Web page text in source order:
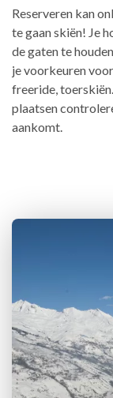
Reserveren kan
te gaan skiën! Je
de gaten te
je voorkeuren
freeride,
plaatsen
aankomt.